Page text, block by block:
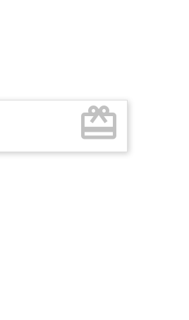
card_giftcard